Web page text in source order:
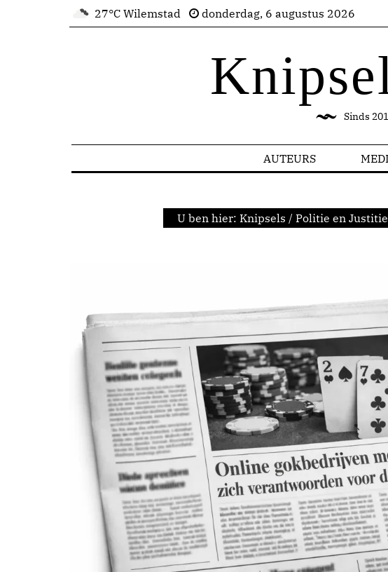
27°C Wilemstad donderdag, 6 augustus 2026
Sinds
AUTEURS
U ben hier: Knipsels / Politie en Justitie